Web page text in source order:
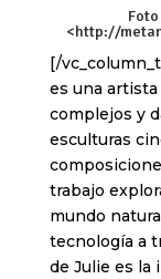
<http://
[/
es una
complejos y
esculturas
trabajo
mundo
tecnología a
de Julie es la